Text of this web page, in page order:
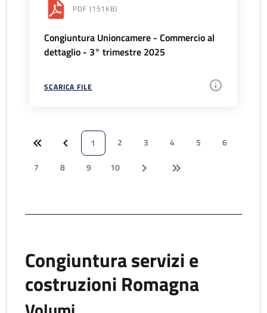
PDF (151KB)
Congiuntura Unioncamere - Commercio al
dettaglio - 3° trimestre 2025
SCARICA FILE
1 2 3 4 5
6
7
8 9 10
Congiuntura servizi e
costruzioni Romagna